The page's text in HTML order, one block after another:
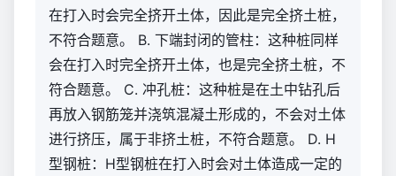
在打入时会完全挤开土体，因此是完全挤土桩，
不符合题意。 B. 下端封闭的管柱：这种桩同样
会在打入时完全挤开土体，也是完全挤土桩，不
符合题意。 C. 冲孔桩：这种桩是在土中钻孔后
再放入钢筋笼并浇筑混凝土形成的，不会对土体
进行挤压，属于非挤土桩，不符合题意。 D. H
型钢桩：H型钢桩在打入时会对土体造成一定的